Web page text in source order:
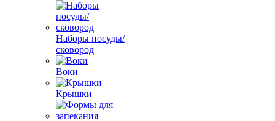
Наборы посуды/
сковород
Воки
Крышки